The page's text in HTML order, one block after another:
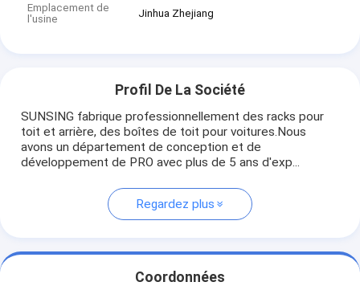
Emplacement de
l'usine
Jinhua Zhejiang
Profil De La Société
SUNSING fabrique professionnellement des racks pour
toit et arrière, des boîtes de toit pour voitures.Nous
avons un département de conception et de
développement de PRO avec plus de 5 ans d'exp...
Regardez plus
Coordonnées